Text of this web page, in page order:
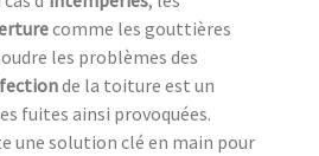
comme les gouttières
les problèmes des
de la toiture est un
fuites ainsi provoquées.
une solution clé en main pour